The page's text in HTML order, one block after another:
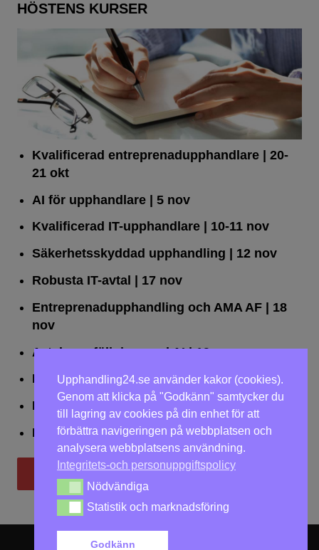
HÖSTENS KURSER
Kvalificerad entreprenad­upphandlare | 20-
21 okt
AI för upphandlare| 5 nov
Kvalificerad IT-upphandlare| 10-11 nov
Säkerhetsskyddad upphandling | 12 nov
Robusta IT-avtal | 17 nov
Entreprenadupphandling och AMA AF| 18
nov
Avtalsuppföljning med AI| 19 nov
Leda upphandlingar effektivt| 25 nov
Dialogförfaranden | 26 nov
LOU på två dagar| 2-3 dec
Till utbildningar
Upphandling24.se använder kakor (cookies).
Genom att klicka på "Godkänn" samtycker du
till lagring av cookies på din enhet för att
förbättra navigeringen på webbplatsen och
analysera webbplatsens användning.
Integritets-och personuppgiftspolicy
Nödvändiga
Nödvändiga
Statistik och marknadsföring
Statistik och marknadsföring
Godkänn